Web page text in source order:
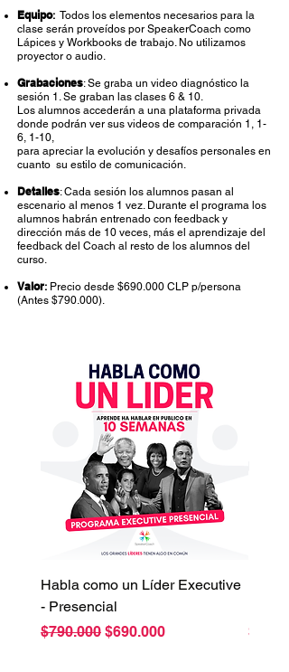
Equipo: Todos los elementos necesarios para la
clase serán proveídos por SpeakerCoach como
Lápices y Workbooks de trabajo. No utilizamos
proyector o audio.
Grabaciones: Se graba un video diagnóstico la
sesión 1. Se graban las clases 6 & 10.
Los alumnos accederán a una plataforma privada
donde podrán ver sus videos de comparación 1, 1-
6, 1-10,
para apreciar la evolución y desafíos personales en
cuanto su estilo de comunicación.
Detalles: Cada sesión los alumnos pasan al
escenario al menos 1 vez. Durante el programa los
alumnos habrán entrenado con feedback y
dirección más de 10 veces, más el aprendizaje del
feedback del Coach al resto de los alumnos del
curso.
Valor: Precio desde $690.000 CLP p/persona
(Antes $790.000).
Habla como un Líder Executive
- Presencial
Precio
$790.000 Precio de oferta
$690.000
Precio